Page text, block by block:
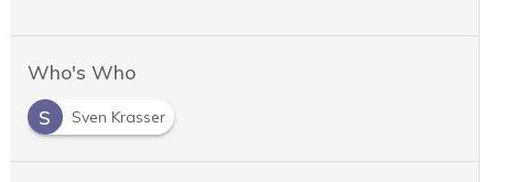
Who's Who
S
Sven Krasser